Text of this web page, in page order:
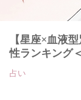
【星座×血液
性ランキング
占い